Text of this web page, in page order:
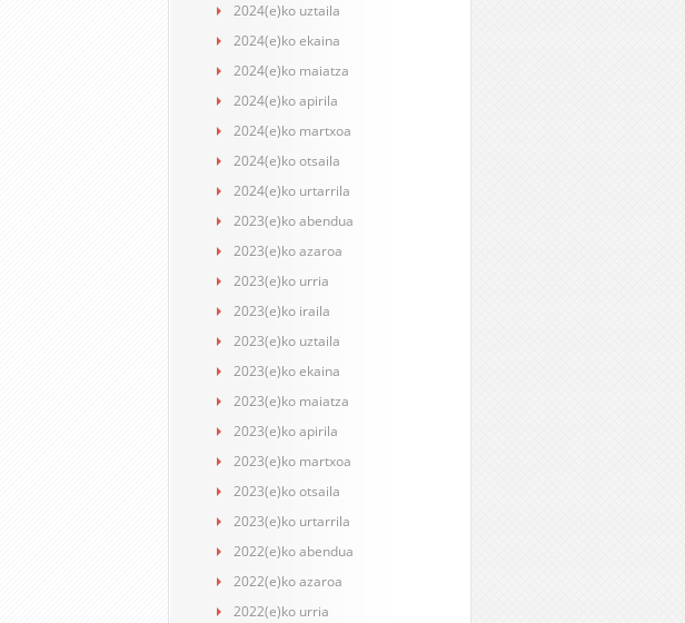
2024(e)ko uztaila
2024(e)ko ekaina
2024(e)ko maiatza
2024(e)ko apirila
2024(e)ko martxoa
2024(e)ko otsaila
2024(e)ko urtarrila
2023(e)ko abendua
2023(e)ko azaroa
2023(e)ko urria
2023(e)ko iraila
2023(e)ko uztaila
2023(e)ko ekaina
2023(e)ko maiatza
2023(e)ko apirila
2023(e)ko martxoa
2023(e)ko otsaila
2023(e)ko urtarrila
2022(e)ko abendua
2022(e)ko azaroa
2022(e)ko urria